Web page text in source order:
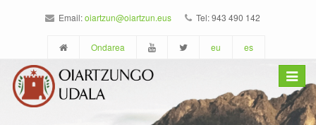
Email:oiartzun@oiartzun.eus Tel: 943 490 142
Ondarea eu es
Toggle